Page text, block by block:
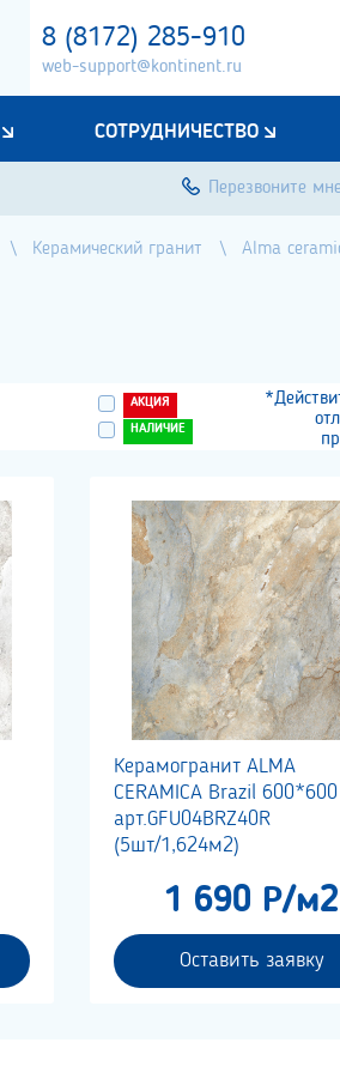
8 (8172) 285-910
web-support@kontinent.ru
СОТРУДНИЧЕСТВО
Перезвоните
Керамический гранит Alma
АКЦИЯ
НАЛИЧИЕ
Керамогранит ALMA
CERAMICA Brazil 600*600
арт.GFU04BRZ40R
(5шт/1,624м2)
1 690 Р/м2
Оставить заявку